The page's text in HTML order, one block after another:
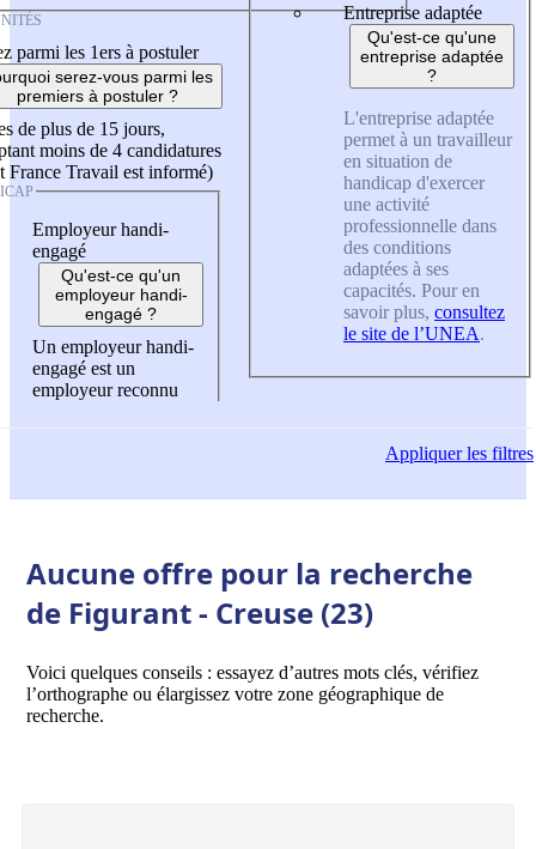
parmi les 1ers à postuler
serez-vous parmi les
premiers à postuler ?
de plus de 15 jours,
moins de 4 candidatures
France Travail est informé)
Employeur handi-
engagé
Qu'est-ce qu'un
employeur handi-
engagé ?
Un employeur handi-
engagé est un
employeur reconnu
Entreprise adaptée
Qu'est-ce qu'une
entreprise adaptée
?
L'entreprise adaptée
permet à un travailleur
en situation de
handicap d'exercer
une activité
professionnelle dans
des conditions
adaptées à ses
capacités. Pour en
savoir plus, consultez
le site de l’UNEA.
Appliquerles filtres
Aucune offre pour la recherche
de Figurant - Creuse (23)
Voici quelques conseils : essayez d’autres mots clés, vérifiez
l’orthographe ou élargissez votre zone géographique de
recherche.